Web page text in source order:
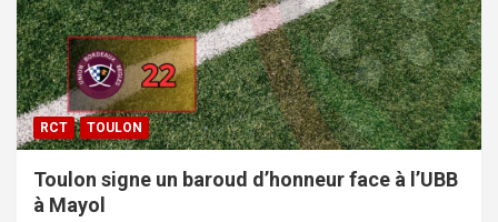
RCT TOULON
Toulon signe un baroud d’honneur face à l’UBB
à Mayol